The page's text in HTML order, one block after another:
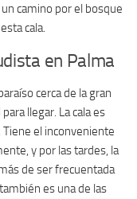
camino por el bosque
cala.
en Palma
cerca de la gran
llegar. La cala es
Tiene el inconveniente
y por las tardes, la
de ser frecuentada
es una de las